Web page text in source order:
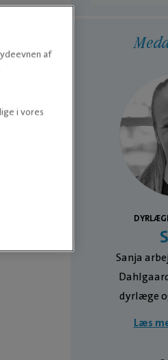
dyrlæge
Sanja
dyrlæge
Læs
af
i vores